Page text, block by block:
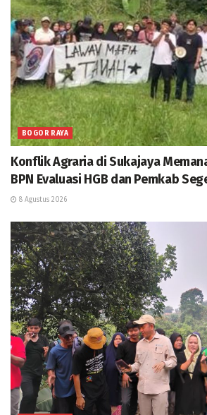
BOGOR RAYA
Konflik Agraria di Sukajaya
BPN Evaluasi HGB dan Pemkab
8 Agustus 2026